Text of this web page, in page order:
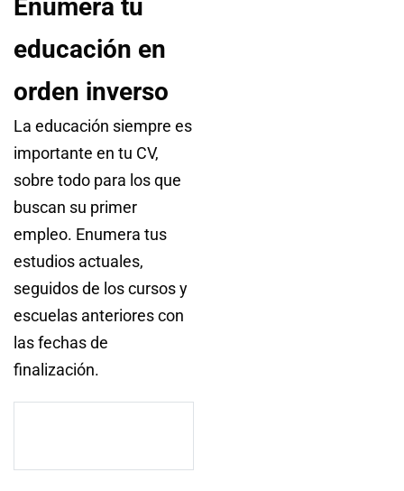
Enumera tu
educación en
orden inverso
La educación siempre es
importante en tu CV,
sobre todo para los que
buscan su primer
empleo. Enumera tus
estudios actuales,
seguidos de los cursos y
escuelas anteriores con
las fechas de
finalización.